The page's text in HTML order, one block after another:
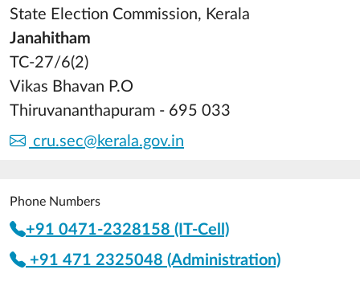
State Election Commission, Kerala
Janahitham
TC-27/6(2)
Vikas Bhavan P.O
Thiruvananthapuram - 695 033
cru.sec@kerala.gov.in
Phone Numbers
+91 0471-2328158 (IT-Cell)
+91 471 2325048 (Administration)